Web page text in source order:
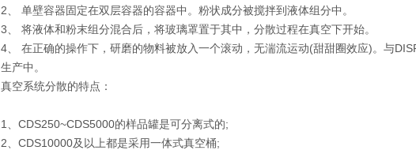
2、 单壁容器固定在双层容器的容器中。粉状成分被搅拌到液体组分中。
3、 将液体和粉末组分混合后，将玻璃罩置于其中，分散过程在真空下开始。
4、 在正确的操作下，研磨的物料被放入一个滚动，无湍流运动(甜甜圈效应)。与
生产中。
真空系统分散的特点：
1、CDS250~CDS5000的样品罐是可分离式的;
2、CDS10000及以上都是采用一体式真空桶;